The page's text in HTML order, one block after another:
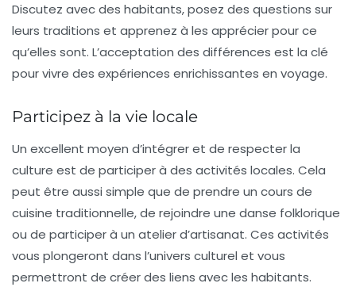
Discutez avec des habitants, posez des questions sur
leurs traditions et apprenez à les apprécier pour ce
qu’elles sont. L’acceptation des différences est la clé
pour vivre des expériences enrichissantes en voyage.
Participez à la vie locale
Un excellent moyen d’intégrer et de respecter la
culture est de participer à des activités locales. Cela
peut être aussi simple que de prendre un cours de
cuisine traditionnelle, de rejoindre une danse folklorique
ou de participer à un atelier d’artisanat. Ces activités
vous plongeront dans l’univers culturel et vous
permettront de créer des liens avec les habitants.